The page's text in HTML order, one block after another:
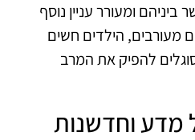
ומעורר עניין נוסף
מעורבים, הילדים חשים
להפיק את המרב
מדע וחדשנות